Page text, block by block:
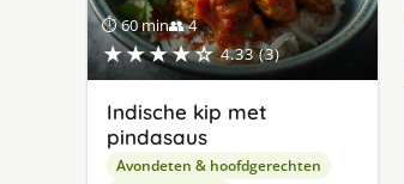
⏱ 60 min👥 4
★★★★☆ 4.33 (3)
Indische kip met
pindasaus
Avondeten & hoofdgerechten